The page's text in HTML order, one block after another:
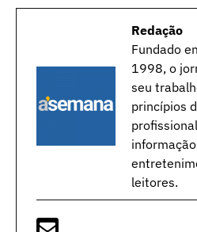
Redação
Fundado
1998, o
seu
princípios
leitores.